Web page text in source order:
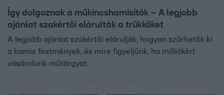
Így dolgoznak a műkincshamisítók – A legjobb
ajánlat szakértői elárulták a trükköket
A legjobb ajánlat szakértői elárulják, hogyan szűrhetők ki
a hamis festmények, és mire figyeljünk, ha milliókért
vásárolunk műtárgyat.